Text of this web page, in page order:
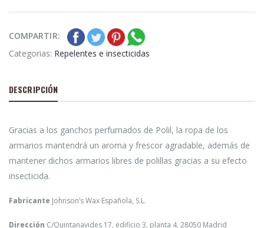
COMPARTIR:
Categorias: Repelentes e insecticidas
DESCRIPCIÓN
Gracias a los ganchos perfumados de Polil, la ropa de los
armarios mantendrá un aroma y frescor agradable, además de
mantener dichos armarios libres de polillas gracias a su efecto
insecticida.
Fabricante Johnson’s Wax Española, S.L.
Dirección C/Quintanavides 17, edificio 3, planta 4, 28050 Madrid